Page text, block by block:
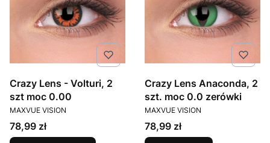
Crazy Lens - Volturi, 2
szt moc 0.00
PRODUCENT
MAXVUE VISION
Cena
78,99 zł
Crazy Lens Anaconda, 2
szt. moc 0.0 zerówki
PRODUCENT
MAXVUE VISION
Cena
78,99 zł